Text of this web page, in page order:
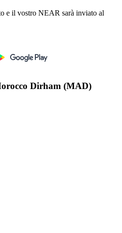
e il vostro NEAR sarà inviato al
Dirham (MAD)